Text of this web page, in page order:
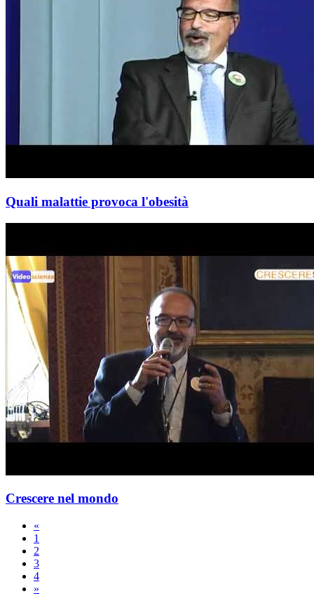
Quali malattie provoca l'obesità
Crescere nel mondo
«
1
2
3
4
»